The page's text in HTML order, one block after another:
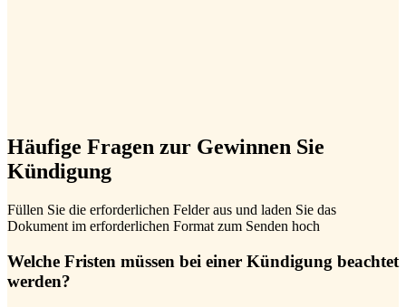
Häufige Fragen zur Gewinnen Sie
Kündigung
Füllen Sie die erforderlichen Felder aus und laden Sie das
Dokument im erforderlichen Format zum Senden hoch
Welche Fristen müssen bei einer Kündigung beachtet
werden?